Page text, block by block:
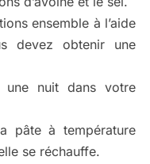
ensemble à l’aide
devez obtenir une
une nuit dans votre
pâte à température
se réchauffe.